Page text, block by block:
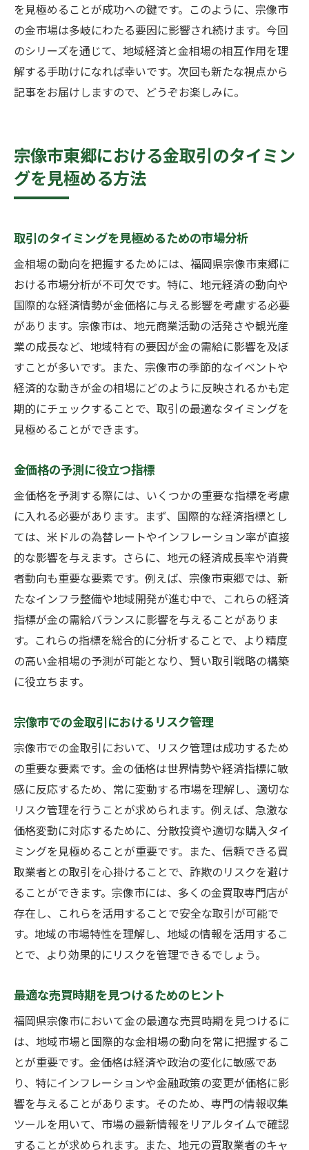
を見極めることが成功への鍵です。このように、宗像市
の金市場は多岐にわたる要因に影響され続けます。今回
のシリーズを通じて、地域経済と金相場の相互作用を理
解する手助けになれば幸いです。次回も新たな視点から
記事をお届けしますので、どうぞお楽しみに。
宗像市東郷における金取引のタイミン
グを見極める方法
取引のタイミングを見極めるための市場分析
金相場の動向を把握するためには、福岡県宗像市東郷に
おける市場分析が不可欠です。特に、地元経済の動向や
国際的な経済情勢が金価格に与える影響を考慮する必要
があります。宗像市は、地元商業活動の活発さや観光産
業の成長など、地域特有の要因が金の需給に影響を及ぼ
すことが多いです。また、宗像市の季節的なイベントや
経済的な動きが金の相場にどのように反映されるかも定
期的にチェックすることで、取引の最適なタイミングを
見極めることができます。
金価格の予測に役立つ指標
金価格を予測する際には、いくつかの重要な指標を考慮
に入れる必要があります。まず、国際的な経済指標とし
ては、米ドルの為替レートやインフレーション率が直接
的な影響を与えます。さらに、地元の経済成長率や消費
者動向も重要な要素です。例えば、宗像市東郷では、新
たなインフラ整備や地域開発が進む中で、これらの経済
指標が金の需給バランスに影響を与えることがありま
す。これらの指標を総合的に分析することで、より精度
の高い金相場の予測が可能となり、賢い取引戦略の構築
に役立ちます。
宗像市での金取引におけるリスク管理
宗像市での金取引において、リスク管理は成功するため
の重要な要素です。金の価格は世界情勢や経済指標に敏
感に反応するため、常に変動する市場を理解し、適切な
リスク管理を行うことが求められます。例えば、急激な
価格変動に対応するために、分散投資や適切な購入タイ
ミングを見極めることが重要です。また、信頼できる買
取業者との取引を心掛けることで、詐欺のリスクを避け
ることができます。宗像市には、多くの金買取専門店が
存在し、これらを活用することで安全な取引が可能で
す。地域の市場特性を理解し、地域の情報を活用するこ
とで、より効果的にリスクを管理できるでしょう。
最適な売買時期を見つけるためのヒント
福岡県宗像市において金の最適な売買時期を見つけるに
は、地域市場と国際的な金相場の動向を常に把握するこ
とが重要です。金価格は経済や政治の変化に敏感であ
り、特にインフレーションや金融政策の変更が価格に影
響を与えることがあります。そのため、専門の情報収集
ツールを用いて、市場の最新情報をリアルタイムで確認
することが求められます。また、地元の買取業者のキャ